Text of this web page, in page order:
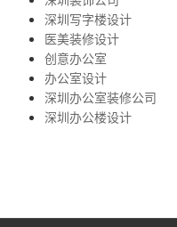
深圳写字楼设计
医美装修设计
创意办公室
办公室设计
深圳办公室装修公司
深圳办公楼设计